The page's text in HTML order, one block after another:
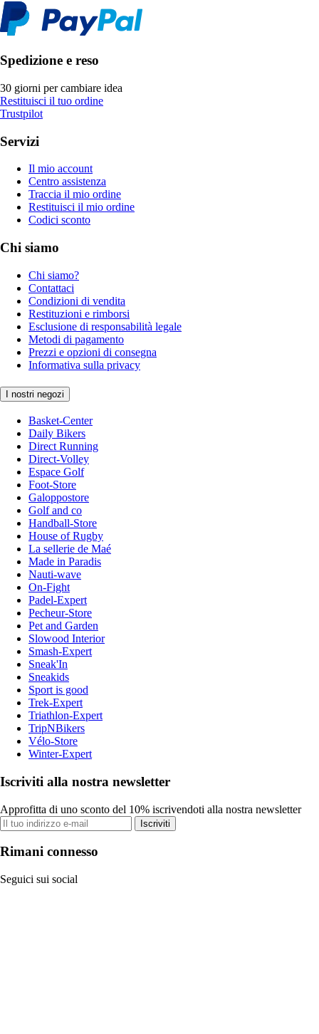
Spedizione e reso
30 giorni per cambiare idea
Restituisci il tuo ordine
Trustpilot
Servizi
Il mio account
Centro assistenza
Traccia il mio ordine
Restituisci il mio ordine
Codici sconto
Chi siamo
Chi siamo?
Contattaci
Condizioni di vendita
Restituzioni e rimborsi
Esclusione di responsabilità legale
Metodi di pagamento
Prezzi e opzioni di consegna
Informativa sulla privacy
I nostri negozi
Basket-Center
Daily Bikers
Direct Running
Direct-Volley
Espace Golf
Foot-Store
Galoppostore
Golf and co
Handball-Store
House of Rugby
La sellerie de Maé
Made in Paradis
Nauti-wave
On-Fight
Padel-Expert
Pecheur-Store
Pet and Garden
Slowood Interior
Smash-Expert
Sneak'In
Sneakids
Sport is good
Trek-Expert
Triathlon-Expert
TripNBikers
Vélo-Store
Winter-Expert
Iscriviti alla nostra newsletter
Approfitta di uno sconto del 10% iscrivendoti alla nostra newsletter
Iscriviti
Rimani connesso
Seguici sui social